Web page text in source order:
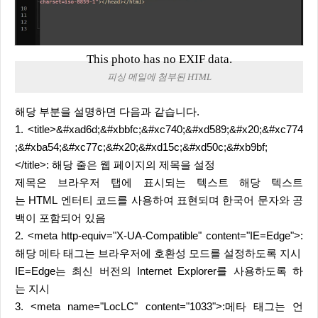
This photo has no EXIF data.
피싱 메일에 첨부된 HTML
해당 부분을 설명하면 다음과 같습니다.
1. <title>&#xad6d;&#xbbfc;&#xc740;&#xd589;&#x20;&#xc774
;&#xba54;&#xc77c;&#x20;&#xd15c;&#xd50c;&#xb9bf;
</title>: 해당 줄은 웹 페이지의 제목을 설정
제목은 브라우저 탭에 표시되는 텍스트 해당 텍스트
는 HTML 엔터티 코드를 사용하여 표현되며 한국어 문자와 공
백이 포함되어 있음
2. <meta http-equiv="X-UA-Compatible" content="IE=Edge">:
해당 메타 태그는 브라우저에 호환성 모드를 설정하도록 지시
IE=Edge는 최신 버전의 Internet Explorer를 사용하도록 하
는 지시
3. <meta name="LocLC" content="1033">:메타 태그는 언